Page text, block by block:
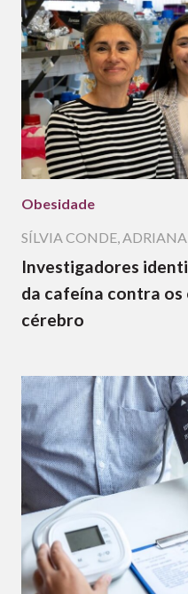
Obesidade
SÍLVIA CONDE,
Investigadores
da cafeína contra
cérebro